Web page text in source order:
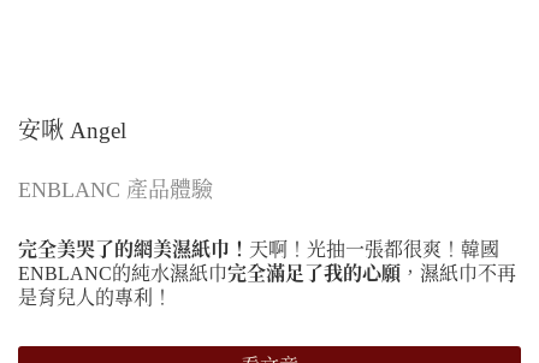
安啾 Angel
ENBLANC 產品體驗
完全美哭了的網美濕紙巾！ 天啊！光抽一張都很爽！韓國
ENBLANC的純水濕紙巾完全滿足了我的心願 ，濕紙巾不再
是育兒人的專利！